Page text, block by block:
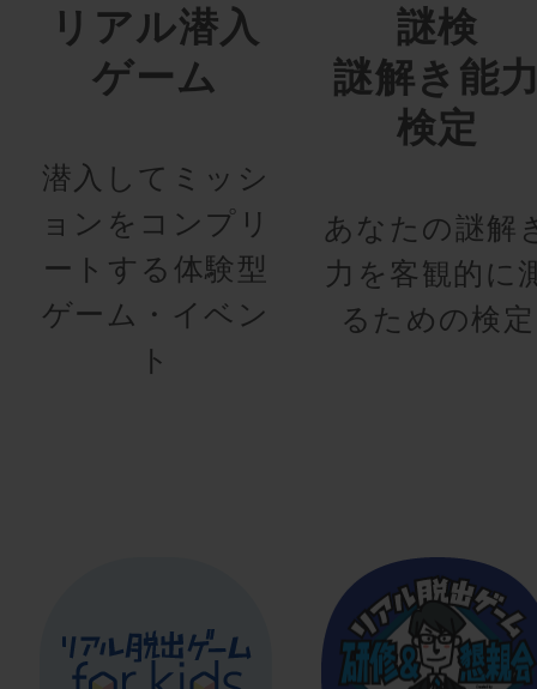
リアル潜入
ゲーム
潜入してミッシ
ョンをコンプリ
ートする体験型
ゲーム・イベン
ト
謎検
謎解き能
検定
あなたの謎解
力を客観的に
るための検定